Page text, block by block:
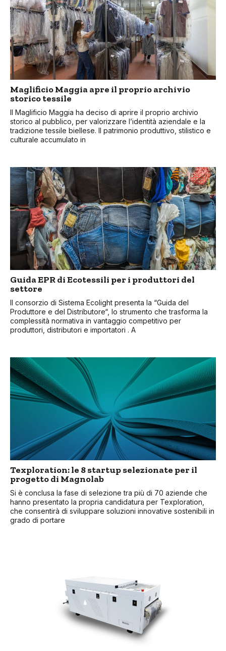
Maglificio Maggia apre il proprio archivio
storico tessile
Il Maglificio Maggia ha deciso di aprire il proprio archivio
storico al pubblico, per valorizzare l’identità aziendale e la
tradizione tessile biellese. Il patrimonio produttivo, stilistico e
culturale accumulato in
Guida EPR di Ecotessili per i produttori del
settore
Il consorzio di Sistema Ecolight presenta la “Guida del
Produttore e del Distributore“, lo strumento che trasforma la
complessità normativa in vantaggio competitivo per
produttori, distributori e importatori . A
Texploration: le 8 startup selezionate per il
progetto di Magnolab
Si è conclusa la fase di selezione tra più di 70 aziende che
hanno presentato la propria candidatura per Texploration,
che consentirà di sviluppare soluzioni innovative sostenibili in
grado di portare